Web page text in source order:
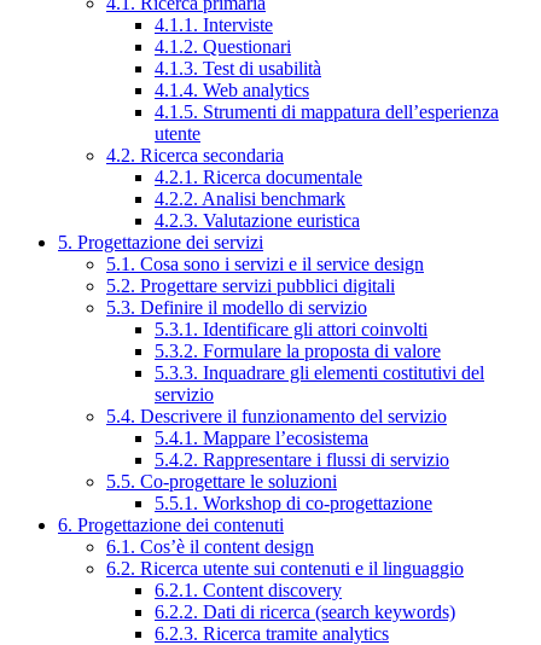
4.1.1. Interviste
4.1.2. Questionari
4.1.3. Test di usabilità
4.1.4. Web analytics
4.1.5. Strumenti di mappatura dell’esperienza
utente
4.2. Ricerca secondaria
4.2.1. Ricerca documentale
4.2.2. Analisi benchmark
4.2.3. Valutazione euristica
5. Progettazione dei servizi
5.1. Cosa sono i servizi e il service design
5.2. Progettare servizi pubblici digitali
5.3. Definire il modello di servizio
5.3.1. Identificare gli attori coinvolti
5.3.2. Formulare la proposta di valore
5.3.3. Inquadrare gli elementi costitutivi del
servizio
5.4. Descrivere il funzionamento del servizio
5.4.1. Mappare l’ecosistema
5.4.2. Rappresentare i flussi di servizio
5.5. Co-progettare le soluzioni
5.5.1. Workshop di co-progettazione
6. Progettazione dei contenuti
6.1. Cos’è il content design
6.2. Ricerca utente sui contenuti e il linguaggio
6.2.1. Content discovery
6.2.2. Dati di ricerca (search keywords)
6.2.3. Ricerca tramite analytics